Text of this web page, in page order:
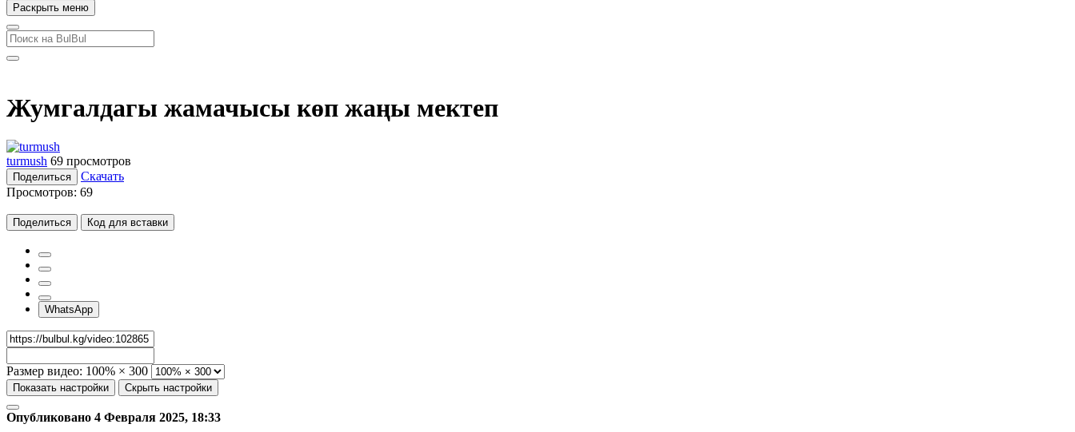
Раскрыть меню
Жумгалдагы жамачысы көп жаңы мектеп
turmush 69 просмотров
Поделиться
Скачать
Просмотров: 69
Поделиться Код для вставки
WhatsApp
Размер видео: 100% × 300
Показать настройки Скрыть настройки
Опубликовано 4 Февраля 2025, 18:33